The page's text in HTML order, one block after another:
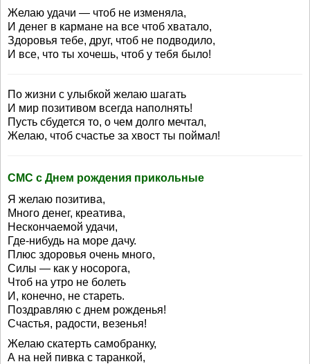
Желаю удачи — чтоб не изменяла,
И денег в кармане на все чтоб хватало,
Здоровья тебе, друг, чтоб не подводило,
И все, что ты хочешь, чтоб у тебя было!
По жизни с улыбкой желаю шагать
И мир позитивом всегда наполнять!
Пусть сбудется то, о чем долго мечтал,
Желаю, чтоб счастье за хвост ты поймал!
СМС с Днем рождения прикольные
Я желаю позитива,
Много денег, креатива,
Нескончаемой удачи,
Где-нибудь на море дачу.
Плюс здоровья очень много,
Силы — как у носорога,
Чтоб на утро не болеть
И, конечно, не стареть.
Поздравляю с днем рожденья!
Счастья, радости, везенья!
Желаю скатерть самобранку,
А на ней пивка с таранкой,